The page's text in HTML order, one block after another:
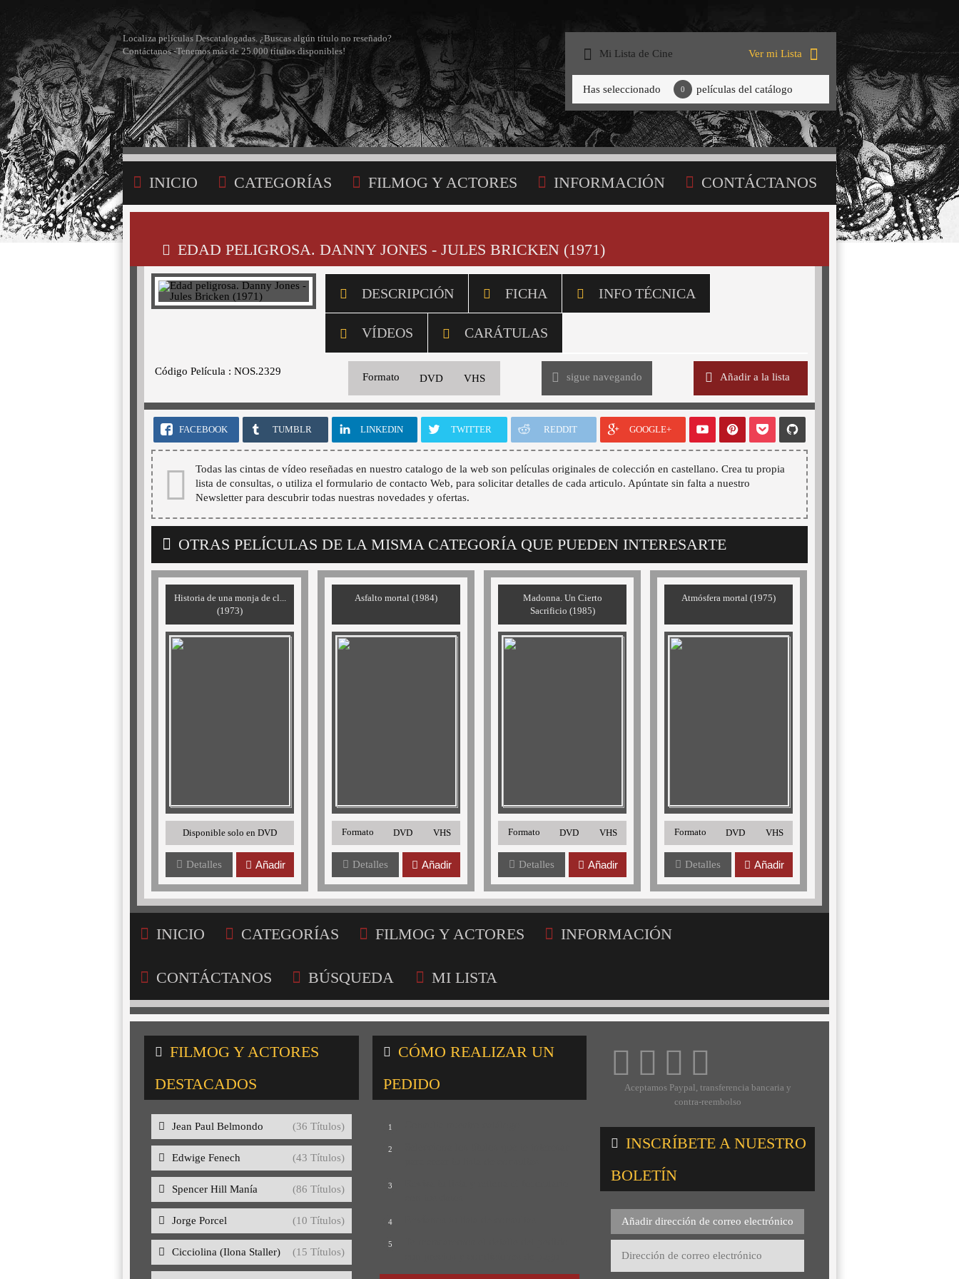
Localiza películas Descatalogadas. ¿Buscas algún título no reseñado?
Contáctanos -Tenemos más de 25.000 títulos disponibles!
Mi Lista de Cine Ver mi Lista
Has seleccionado 0 películas del catálogo
INICIO CATEGORÍAS FILMOG Y ACTORES INFORMACIÓN CONTÁCTANOS
EDAD PELIGROSA. DANNY JONES - JULES BRICKEN (1971)
DESCRIPCIÓN FICHA INFO TÉCNICA
VÍDEOS CARÁTULAS
Código Película : NOS.2329
Formato DVD VHS sigue navegando Añadir a la lista
FACEBOOK TUMBLR LINKEDIN TWITTER REDDIT GOOGLE+
Todas las cintas de vídeo reseñadas en nuestro catalogo de la web son películas originales de colección en castellano. Crea tu propia
lista de consultas, o utiliza el formulario de contacto Web, para solicitar detalles de cada articulo. Apúntate sin falta a nuestro
Newsletter para descubrir todas nuestras novedades y ofertas.
OTRAS PELÍCULAS DE LA MISMA CATEGORÍA QUE PUEDEN INTERESARTE
Historia de una monja de cl...
(1973)
Disponible solo en DVD
Detalles Añadir
Asfalto mortal (1984)
Formato DVD VHS
Detalles Añadir
Madonna. Un Cierto
Sacrificio (1985)
Formato DVD VHS
Detalles Añadir
Atmósfera mortal (1975)
Formato DVD VHS
Detalles Añadir
INICIO CATEGORÍAS FILMOG Y ACTORES INFORMACIÓN
CONTÁCTANOS BÚSQUEDA MI LISTA
FILMOG Y ACTORES
DESTACADOS
Jean Paul Belmondo (36 Títulos)
Edwige Fenech (43 Títulos)
Spencer Hill Manía (86 Títulos)
Jorge Porcel (10 Títulos)
Cicciolina (Ilona Staller) (15 Títulos)
CÓMO REALIZAR UN
PEDIDO
1
2
3
4
5
Aceptamos Paypal, transferencia bancaria y
contra-reembolso
INSCRÍBETE A NUESTRO
BOLETÍN
Añadir dirección de correo electrónico